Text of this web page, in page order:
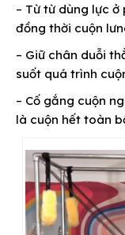
– Từ từ dùng lực
đồng thời cuộn
– Giữ chân duỗi
suốt quá trình
– Cố gắng cuộn
là cuộn hết toàn